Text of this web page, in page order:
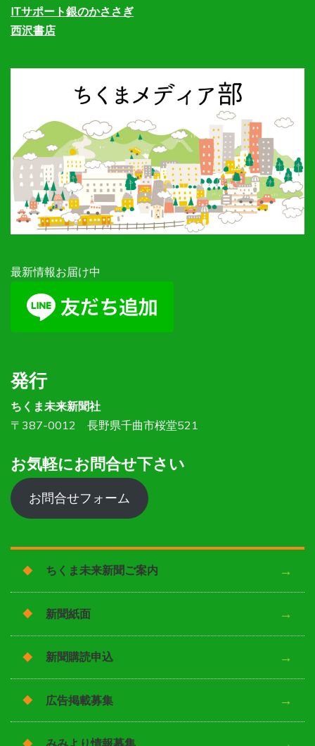
ITサポート銀のかささぎ
西沢書店
最新情報お届け中
発行
ちくま未来新聞社
〒387-0012 長野県千曲市桜堂521
お気軽にお問合せ下さい
お問合せフォーム
ちくま未来新聞ご案内
新聞紙面
新聞購読申込
広告掲載募集